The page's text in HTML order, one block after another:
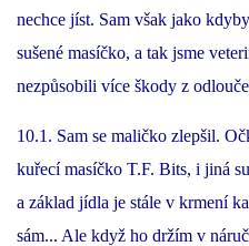
JEDNA ČÍ VÍCE FRETEK?
STRAVA
nechce jíst. Sam však jako
sušené masíčko, a tak jsme
nezpůsobili více škody z
10.1. Sam se maličko zlepšil.
kuřecí masíčko T.F. Bits, i jiná
a základ jídla je stále v krmení
sám... Ale když ho držím v